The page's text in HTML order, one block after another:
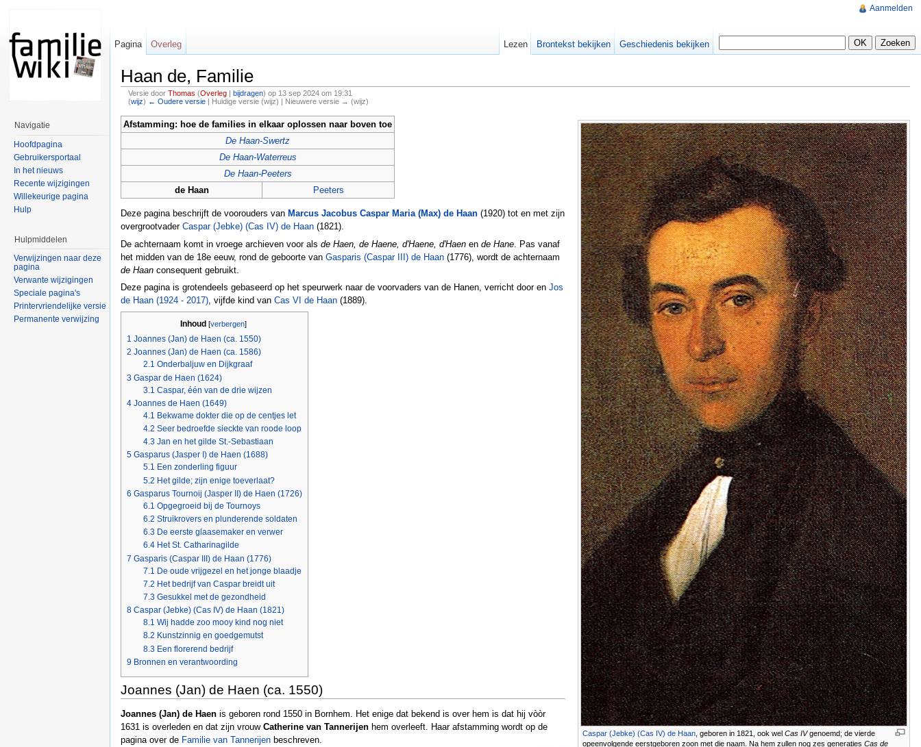
Haan de, Familie
Versie door Thomas (Overleg| bijdragen) op 13 sep 2024 om 19:31
(wijz) ← Oudere versie| Huidige versie (wijz) | Nieuwere versie → (wijz)
Caspar (Jebke) (Cas IV) de Haan , geboren in 1821, ook wel Cas IVgenoemd; de vierde
opeenvolgende eerstgeboren zoon met die naam. Na hem zullen nog zes generaties Cas de
Afstamming: hoe de families in elkaar oplossen naar boven toe
De Haan-Swertz
De Haan-Waterreus
De Haan-Peeters
de Haan
Peeters
Deze pagina beschrijft de voorouders van Marcus Jacobus Caspar Maria (Max) de Haan (1920) tot en met zijn
overgrootvader Caspar (Jebke) (Cas IV) de Haan (1821).
De achternaam komt in vroege archieven voor als de Haen, de Haene, d'Haene, d'Haen en de Hane . Pas vanaf
het midden van de 18e eeuw, rond de geboorte van Gasparis (Caspar III) de Haan (1776), wordt de achternaam
de Haan consequent gebruikt.
Deze pagina is grotendeels gebaseerd op het speurwerk naar de voorvaders van de Hanen, verricht door en Jos
de Haan (1924 - 2017), vijfde kind van Cas VI de Haan (1889).
Inhoud [verbergen]
1 Joannes (Jan) de Haen (ca. 1550)
2 Joannes (Jan) de Haen (ca. 1586)
2.1 Onderbaljuw en Dijkgraaf
3 Gaspar de Haen (1624)
3.1 Caspar, één van de drie wijzen
4 Joannes de Haen (1649)
4.1 Bekwame dokter die op de centjes let
4.2 Seer bedroefde sieckte van roode loop
4.3 Jan en het gilde St.-Sebastiaan
5 Gasparus (Jasper I) de Haen (1688)
5.1 Een zonderling figuur
5.2 Het gilde; zijn enige toeverlaat?
6 Gasparus Tournoij (Jasper II) de Haen (1726)
6.1 Opgegroeid bij de Tournoys
6.2 Struikrovers en plunderende soldaten
6.3 De eerste glaasemaker en verwer
6.4 Het St. Catharinagilde
7 Gasparis (Caspar III) de Haan (1776)
7.1 De oude vrijgezel en het jonge blaadje
7.2 Het bedrijf van Caspar breidt uit
7.3 Gesukkel met de gezondheid
8 Caspar (Jebke) (Cas IV) de Haan (1821)
8.1 Wij hadde zoo mooy kind nog niet
8.2 Kunstzinnig en goedgemutst
8.3 Een florerend bedrijf
9 Bronnen en verantwoording
Joannes (Jan) de Haen (ca. 1550)
Joannes (Jan) de Haen is geboren rond 1550 in Bornhem. Het enige dat bekend is over hem is dat hij vòòr
1631 is overleden en dat zijn vrouw Catherine van Tannerijen hem overleeft. Haar afstamming wordt op de
pagina over de Familie van Tannerijen beschreven.
Aanmelden
Pagina Overleg Lezen Brontekst bekijken Geschiedenis bekijken
Navigatie
Hoofdpagina
Gebruikersportaal
In het nieuws
Recente wijzigingen
Willekeurige pagina
Hulp
Hulpmiddelen
Verwijzingen naar deze
pagina
Verwante wijzigingen
Speciale pagina's
Printervriendelijke versie
Permanente verwijzing